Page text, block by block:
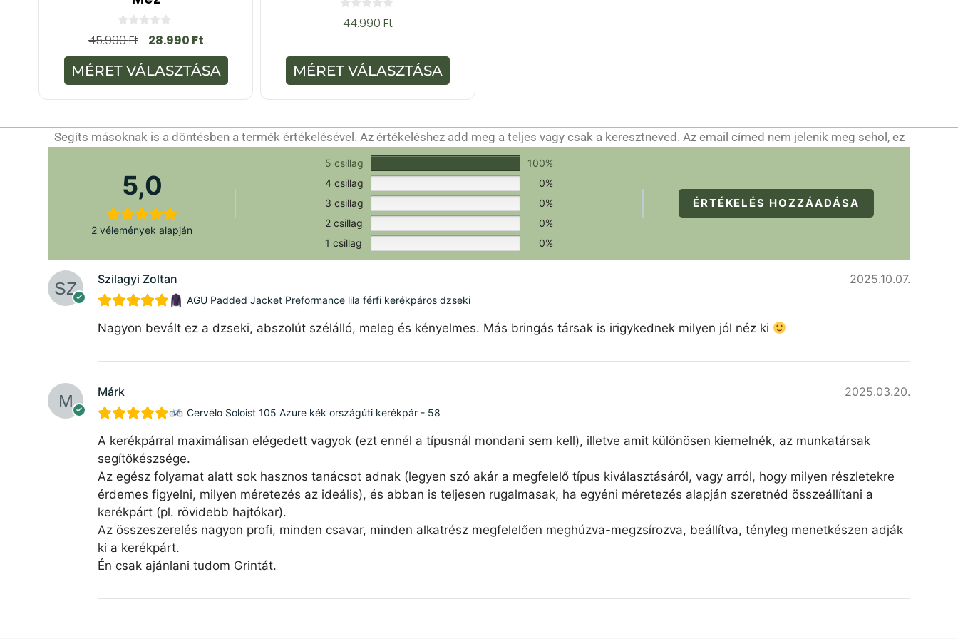
0
a
z
5
-
b
45.990Ft 28.990 Ft
MÉRET VÁLASZTÁSA
a
-
b
ő
l
44.990Ft
MÉRET VÁLASZTÁSA
Értékeld a terméket!
Segíts másoknak is a döntésben a termék értékelésével. Az értékeléshez add meg a teljes vagy csak a keresztneved. Az email címed nem jelenik meg sehol, ez
csak a hitelesítéshez szükséges.
5,0
2 vélemények alapján
5 csillag
100%
4 csillag
0%
3 csillag
0%
2 csillag
0%
1 csillag
0%
ÉRTÉKELÉS HOZZÁADÁSA
Szilagyi Zoltan 2025.10.07.
AGU Padded Jacket Preformance lila férfi kerékpáros dzseki
Nagyon bevált ez a dzseki, abszolút szélálló, meleg és kényelmes. Más bringás társak is irigykednek milyen jól néz ki
Márk 2025.03.20.
Cervélo Soloist 105 Azure kék országúti kerékpár - 58
A kerékpárral maximálisan elégedett vagyok (ezt ennél a típusnál mondani sem kell), illetve amit különösen kiemelnék, az munkatársak
segítőkészsége.
Az egész folyamat alatt sok hasznos tanácsot adnak (legyen szó akár a megfelelő típus kiválasztásáról, vagy arról, hogy milyen részletekre
érdemes figyelni, milyen méretezés az ideális), és abban is teljesen rugalmasak, ha egyéni méretezés alapján szeretnéd összeállítani a
kerékpárt (pl. rövidebb hajtókar).
Az összeszerelés nagyon profi, minden csavar, minden alkatrész megfelelően meghúzva-megzsírozva, beállítva, tényleg menetkészen adják
ki a kerékpárt.
Én csak ajánlani tudom Grintát.